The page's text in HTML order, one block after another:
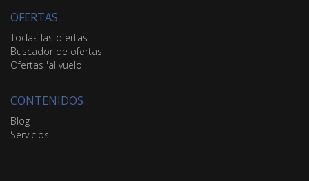
OFERTAS
Todas las ofertas
Buscador de ofertas
Ofertas 'al vuelo'
CONTENIDOS
Blog
Servicios